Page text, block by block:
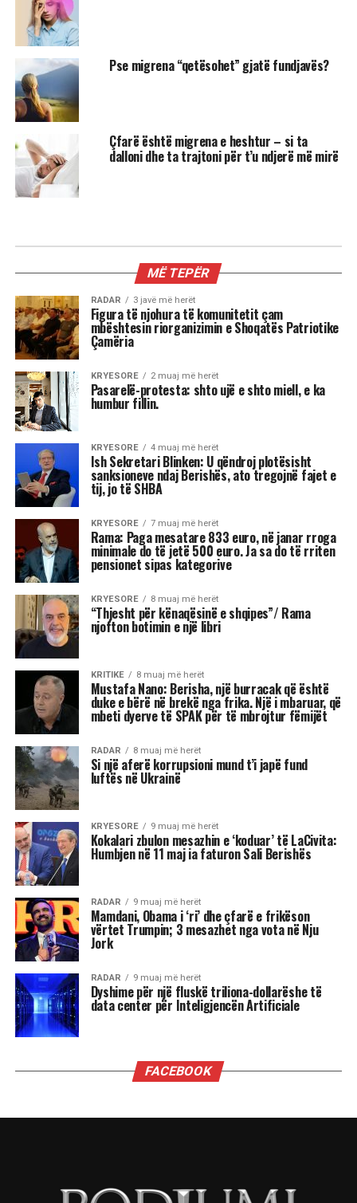
Pse migrena “qetësohet” gjatë fundjavës?
Çfarë është migrena e heshtur – si ta
dalloni dhe ta trajtoni për t’u ndjerë më mirë
3 shenjat më xheloze të horoskopit
Astrologjia tregon se disa shenja të zodiakut
janë më të prirura të përjetojnë xhelozi, për
shkak të pasigurisë, krenarisë ose nevojës së
fortë për njohje.
Kjo dinamikë shpesh sjell tensione dhe konflikte,
si në jetën personale, ashtu edhe në atë
profesionale.
Më poshtë janë tre shenjat e zodiakut që
konsiderohen më xheloze:
Akrepi
I njohur për intensitetin e tij emocional, akrepi
shpesh konkurron në heshtje. Kur ndjen se është
tejkaluar, mund të mbajë mëri dhe të tërhiqet
nga të tjerët.
Luani
Luanët kanë nevojë të madhe për vëmendje dhe
admirim. Kur këto nevoja nuk plotësohen,
ndjenja e xhelozisë mund të bëhet e fortë. Ata
shpesh nënvlerësojnë ata që i sfidojnë në
pozicionin e tyre, sidomos në rolin udhëheqës.
Astrologjia i këshillon Luanët të ushtrojnë më
shumë përulësi për të shmangur zilitë e
panevojshme.
Virgjëresha
nevojës së tyre për përsosmëri. Krahasimet e
ndihen konkurrues ose të zhgënjyer. Ato